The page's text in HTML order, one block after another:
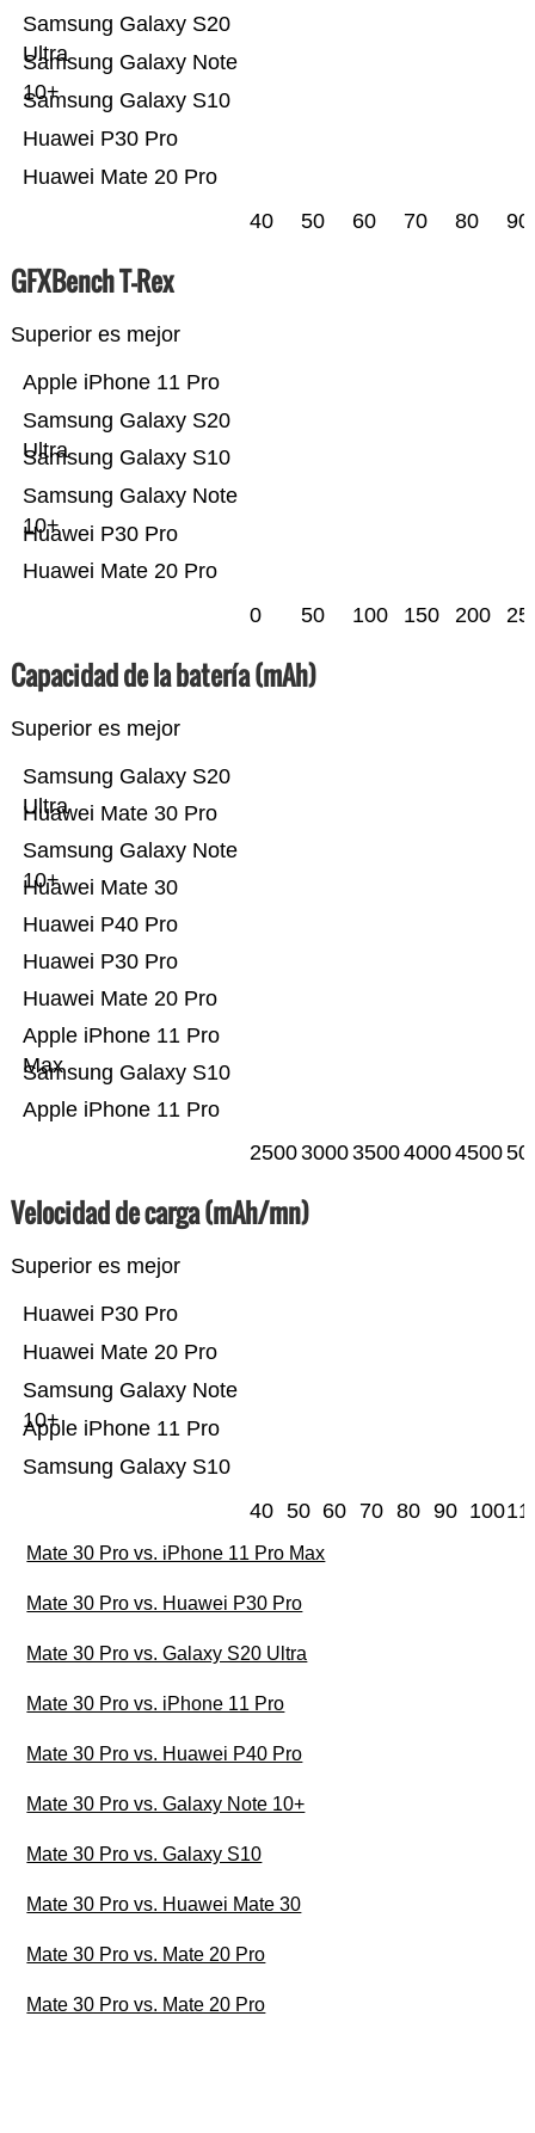
Huawei Mate 20 Pro
Huawei P30 Pro
Samsung Galaxy S10
Samsung Galaxy Note
10+
Samsung Galaxy S20
Ultra
40 50 60 70 80 90
GFXBench T-Rex
Superior es mejor
Huawei Mate 20 Pro
Huawei P30 Pro
Samsung Galaxy Note
10+
Samsung Galaxy S10
Samsung Galaxy S20
Ultra
Apple iPhone 11 Pro
0 50 100 150 200
Capacidad de la batería (mAh)
Superior es mejor
Apple iPhone 11 Pro
Samsung Galaxy S10
Apple iPhone 11 Pro
Max
Huawei Mate 20 Pro
Huawei P30 Pro
Huawei P40 Pro
Huawei Mate 30
Samsung Galaxy Note
10+
Huawei Mate 30 Pro
Samsung Galaxy S20
Ultra
25003000350040004500
Velocidad de carga (mAh/mn)
Superior es mejor
Samsung Galaxy S10
Apple iPhone 11 Pro
Samsung Galaxy Note
10+
Huawei Mate 20 Pro
Huawei P30 Pro
40 50 60 70 80 90 100
Mate 30 Pro vs. iPhone 11 Pro Max
Mate 30 Pro vs. Huawei P30 Pro
Mate 30 Pro vs. Galaxy S20 Ultra
Mate 30 Pro vs. iPhone 11 Pro
Mate 30 Pro vs. Huawei P40 Pro
Mate 30 Pro vs. Galaxy Note 10+
Mate 30 Pro vs. Galaxy S10
Mate 30 Pro vs. Huawei Mate 30
Mate 30 Pro vs. Mate 20 Pro
Mate 30 Pro vs. Mate 20 Pro